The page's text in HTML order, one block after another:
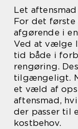
Let
For det
afgørende i
Ved at vælge
tid både i
rengøring.
tilgængeligt.
et væld af
aftensmad,
der passer til
kostbehov.